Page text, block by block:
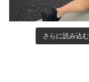
さらに読み込む